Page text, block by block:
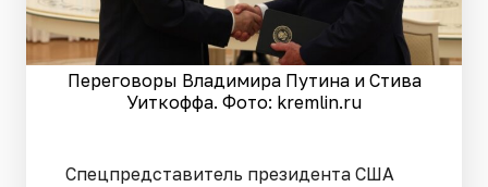
Переговоры Владимира Путина и Стива
Уиткоффа. Фото: kremlin.ru
Спецпредставитель президента США